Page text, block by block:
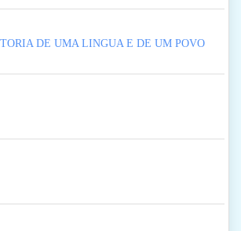
DE UMA LINGUA E DE UM POVO